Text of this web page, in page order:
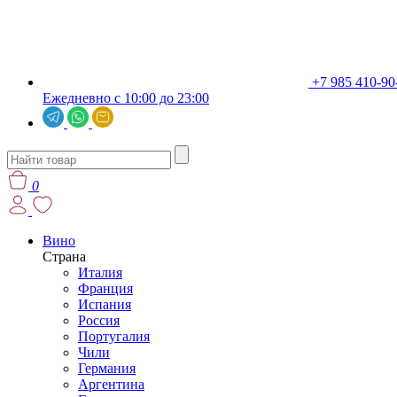
+7 985 410-
Ежедневно с 10:00 до 23:00
0
Вино
Страна
Италия
Франция
Испания
Россия
Португалия
Чили
Германия
Аргентина